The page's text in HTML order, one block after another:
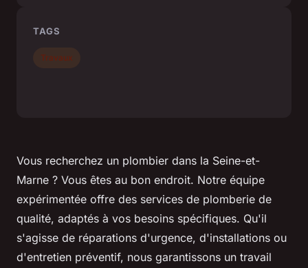
Vous recherchez un plombier dans la Seine-et-
Marne ? Vous êtes au bon endroit. Notre équipe
expérimentée offre des services de plomberie de
qualité, adaptés à vos besoins spécifiques. Qu'il
s'agisse de réparations d'urgence, d'installations ou
d'entretien préventif, nous garantissons un travail
TAGS
Travaux